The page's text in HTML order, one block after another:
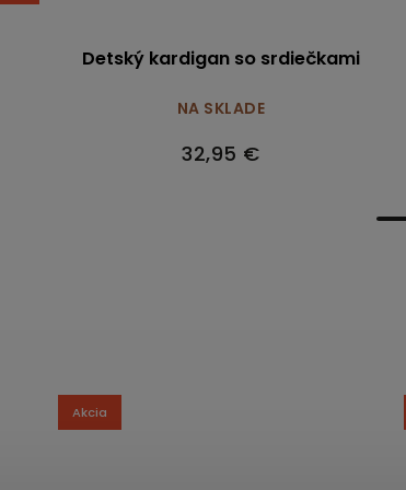
Detský kardigan so srdiečkami
NA SKLADE
32,95 €
Akcia